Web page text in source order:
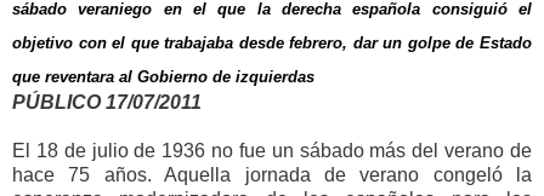
sábado veraniego en el que la derecha española consiguió el
objetivo con el que trabajaba desde febrero, dar un golpe de Estado
que reventara al Gobierno de izquierdas
PÚBLICO 17/07/2011
El 18 de julio de 1936 no fue un sábado más del verano de
hace 75 años. Aquella jornada de verano congeló la